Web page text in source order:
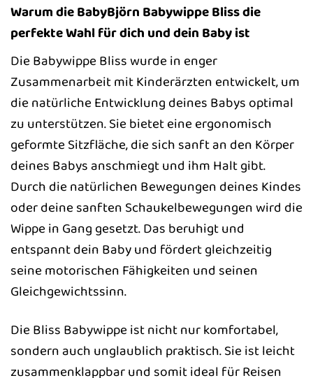
Warum die BabyBjörn Babywippe Bliss die
perfekte Wahl für dich und dein Baby ist
Die Babywippe Bliss wurde in enger
Zusammenarbeit mit Kinderärzten entwickelt, um
die natürliche Entwicklung deines Babys optimal
zu unterstützen. Sie bietet eine ergonomisch
geformte Sitzfläche, die sich sanft an den Körper
deines Babys anschmiegt und ihm Halt gibt.
Durch die natürlichen Bewegungen deines Kindes
oder deine sanften Schaukelbewegungen wird die
Wippe in Gang gesetzt. Das beruhigt und
entspannt dein Baby und fördert gleichzeitig
seine motorischen Fähigkeiten und seinen
Gleichgewichtssinn.
Die Bliss Babywippe ist nicht nur komfortabel,
sondern auch unglaublich praktisch. Sie ist leicht
zusammenklappbar und somit ideal für Reisen